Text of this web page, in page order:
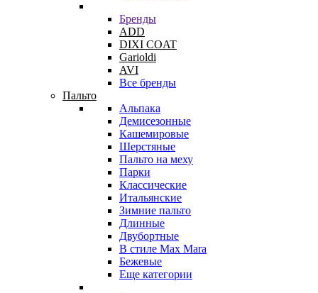
Бренды
ADD
DIXI COAT
Garioldi
AVI
Все бренды
Пальто
Альпака
Демисезонные
Кашемировые
Шерстяные
Пальто на меху
Парки
Классические
Итальянские
Зимние пальто
Длинные
Двубортные
В стиле Max Mara
Бежевые
Еще категории